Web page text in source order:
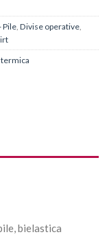
Pile Divise operative
termica
bielastica